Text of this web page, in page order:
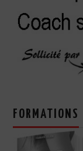
FORMATIONS